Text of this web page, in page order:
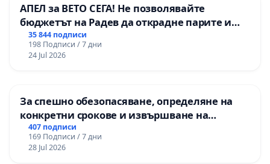
АПЕЛ за ВЕТО СЕГА! Не позволявайте
бюджетът на Радев да открадне парите и
правата ни в тъмното
35 844 подписи
198 Подписи / 7 дни
24 Jul 2026
За спешно обезопасяване, определяне на
конкретни срокове и извършване на
цялостна рехабилитация на
републиканския път между пътен възел АМ
„Тракия“ - гр. Ихтиман - с. Мирово - к.к.
407 подписи
169 Подписи / 7 дни
28 Jul 2026